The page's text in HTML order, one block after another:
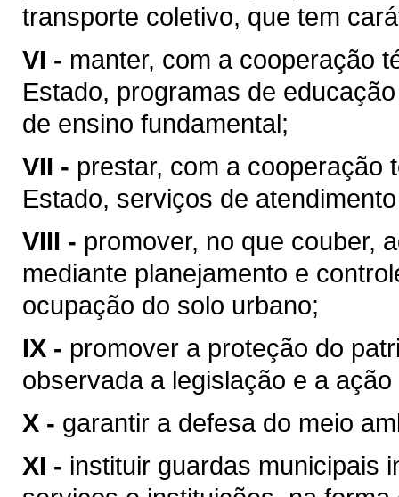
transporte coletivo, que tem
VI - manter, com a cooperação
Estado, programas de
de ensino fundamental;
VII - prestar, com a cooperação
Estado, serviços de
VIII - promover, no que couber,
mediante planejamento e
ocupação do solo urbano;
IX - promover a proteção do
observada a legislação e a
X - garantir a defesa do meio
XI - instituir guardas municipais